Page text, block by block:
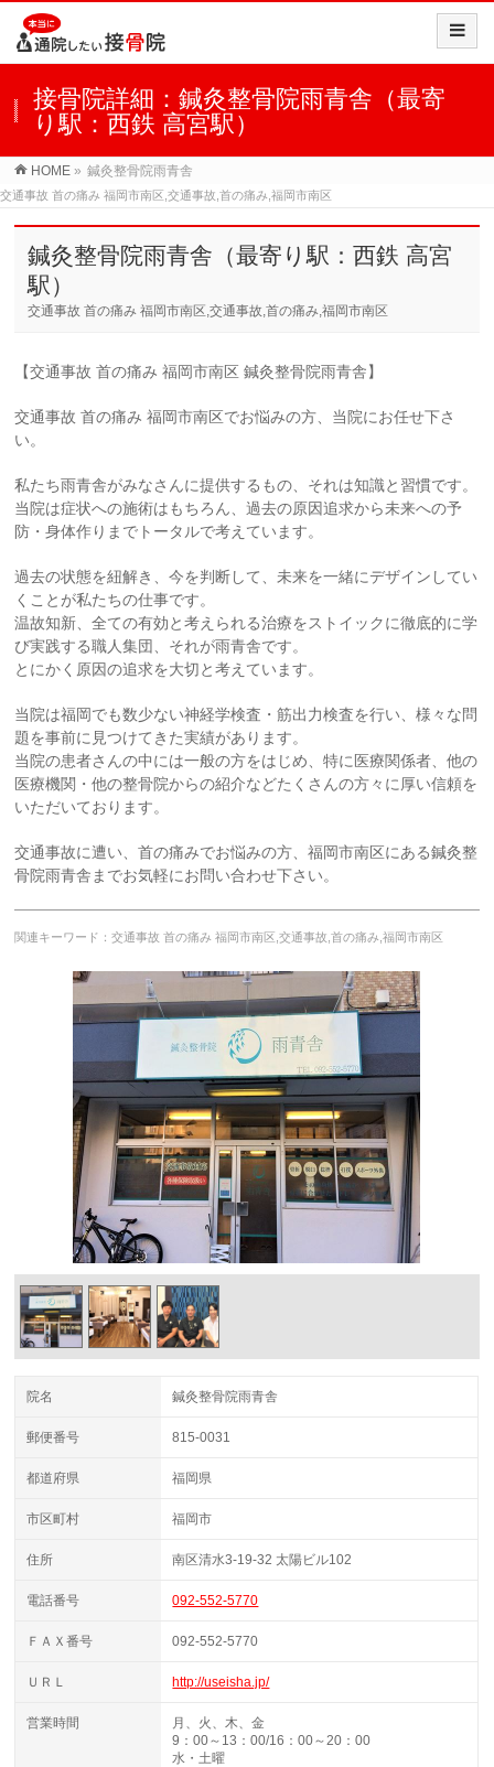
接骨院詳細：鍼灸整骨院雨青舎（最寄
り駅：西鉄 高宮駅）
HOME » 鍼灸整骨院雨青舎
交通事故 首の痛み 福岡市南区,交通事故,首の痛み,福岡市南区
鍼灸整骨院雨青舎（最寄り駅：西鉄 高宮
駅）
交通事故 首の痛み 福岡市南区,交通事故,首の痛み,福岡市南区
【交通事故 首の痛み 福岡市南区 鍼灸整骨院雨青舎】
交通事故 首の痛み 福岡市南区でお悩みの方、当院にお任せ下さ
い。
私たち雨青舎がみなさんに提供するもの、それは知識と習慣です。
当院は症状への施術はもちろん、過去の原因追求から未来への予
防・身体作りまでトータルで考えています。
過去の状態を紐解き、今を判断して、未来を一緒にデザインしてい
くことが私たちの仕事です。
温故知新、全ての有効と考えられる治療をストイックに徹底的に学
び実践する職人集団、それが雨青舎です。
とにかく原因の追求を大切と考えています。
当院は福岡でも数少ない神経学検査・筋出力検査を行い、様々な問
題を事前に見つけてきた実績があります。
当院の患者さんの中には一般の方をはじめ、特に医療関係者、他の
医療機関・他の整骨院からの紹介などたくさんの方々に厚い信頼を
いただいております。
交通事故に遭い、首の痛みでお悩みの方、福岡市南区にある鍼灸整
骨院雨青舎までお気軽にお問い合わせ下さい。
関連キーワード：交通事故 首の痛み 福岡市南区,交通事故,首の痛み,福岡市南区
院名 鍼灸整骨院雨青舎
郵便番号 815-0031
都道府県 福岡県
市区町村 福岡市
住所 南区清水3-19-32 太陽ビル102
電話番号 092-552-5770
ＦＡＸ番号 092-552-5770
ＵＲＬ http://useisha.jp/
営業時間
月、火、木、金
9：00～13：00/16：00～20：00
水・土曜